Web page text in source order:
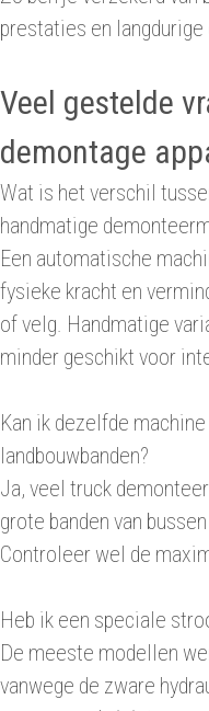
prestaties en
Veel gestelde
demontage
Wat is het verschil
handmatige
Een automatische
fysieke kracht en
of velg. Handmatige
minder geschikt voor
Kan ik dezelfde
landbouwbanden?
Ja, veel truck
grote banden van
Controleer wel de
Heb ik een speciale
De meeste modellen
vanwege de zware